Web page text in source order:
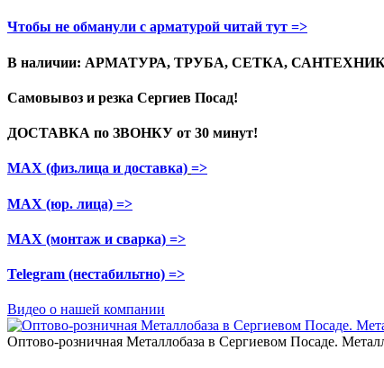
Чтобы не обманули с арматурой читай тут =>
В наличии: АРМАТУРА, ТРУБА, СЕТКА,
Самовывоз и резка Сергиев Посад!
ДОСТАВКА по ЗВОНКУ от 30 минут!
МАХ (физ.лица и доставка) =>
МАХ (юр. лица) =>
МАХ (монтаж и сварка) =>
Telegram (нестабильтно) =>
Видео о нашей компании
Оптово-розничная Металлобаза в Сергиевом Посаде.